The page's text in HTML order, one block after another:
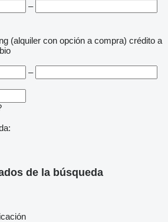
–
(alquiler con opción a compra) crédito a
–
de la búsqueda